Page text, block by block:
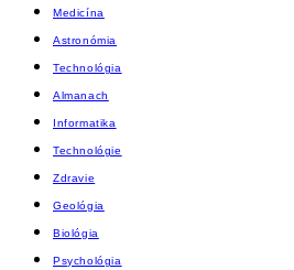
Medicína
Astronómia
Technológia
Almanach
Informatika
Technológie
Zdravie
Geológia
Biológia
Psychológia